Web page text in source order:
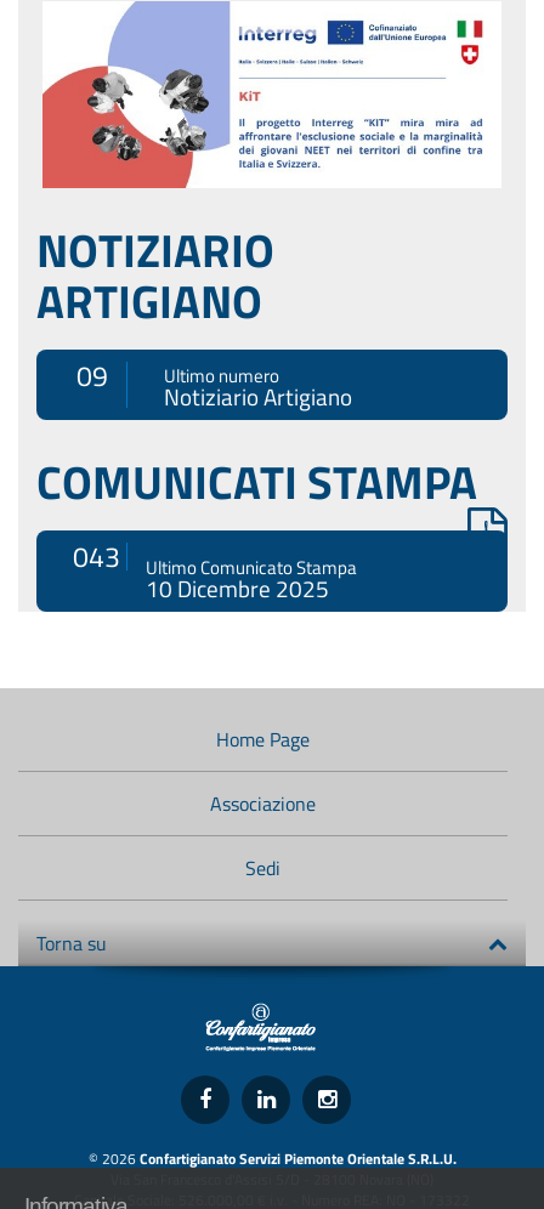
NOTIZIARIO
ARTIGIANO
09 Ultimo numero
Notiziario Artigiano
COMUNICATI STAMPA
043 Ultimo Comunicato Stampa
10 Dicembre 2025
Home Page
Associazione
Sedi
Torna su
© 2026Confartigianato Servizi Piemonte Orientale S.R.L.U.
Capitale Sociale: 526.000,00 € i.v. - Numero REA: NO - 173322